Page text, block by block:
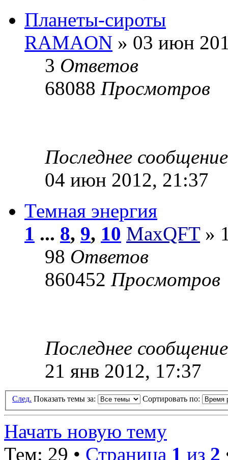
Планеты-сироты
RAMAON » 03 июн
3 Ответов
68088 Просмотров
Последнее
04 июн 2012, 21:37
Темная энергия
1 ... 8, 9, 10 MaxQFT»
98 Ответов
860452 Просмотров
Последнее
21 янв 2012, 17:37
След. Показать темы за: Сортировать по:
Начать новую тему
Тем: 29 • Страница 1 из 2